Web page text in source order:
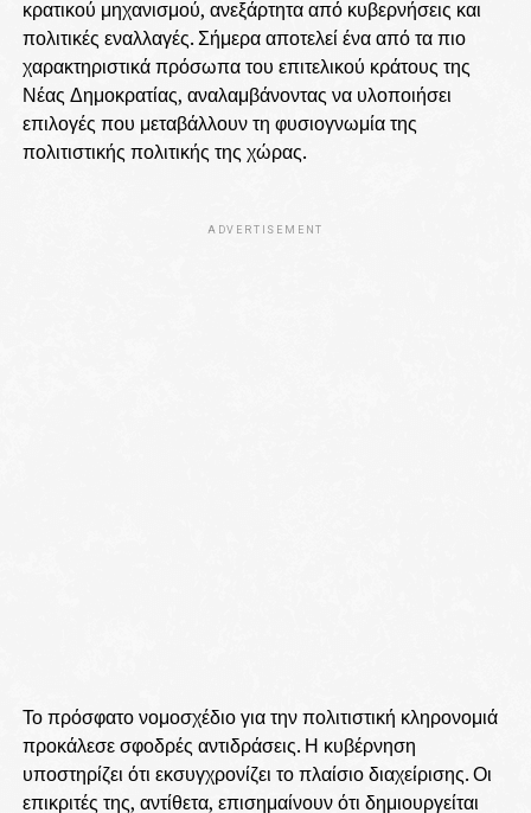
κρατικού μηχανισμού, ανεξάρτητα από κυβερνήσεις και
πολιτικές εναλλαγές. Σήμερα αποτελεί ένα από τα πιο
χαρακτηριστικά πρόσωπα του επιτελικού κράτους της
Νέας Δημοκρατίας, αναλαμβάνοντας να υλοποιήσει
επιλογές που μεταβάλλουν τη φυσιογνωμία της
πολιτιστικής πολιτικής της χώρας.
ADVERTISEMENT
Το πρόσφατο νομοσχέδιο για την πολιτιστική κληρονομιά
προκάλεσε σφοδρές αντιδράσεις. Η κυβέρνηση
υποστηρίζει ότι εκσυγχρονίζει το πλαίσιο διαχείρισης. Οι
επικριτές της, αντίθετα, επισημαίνουν ότι δημιουργείται